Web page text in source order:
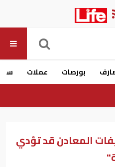
بورصات عملات
المعادن قد تؤدي